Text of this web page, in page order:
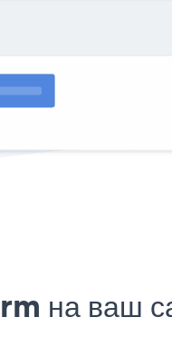
на ваш